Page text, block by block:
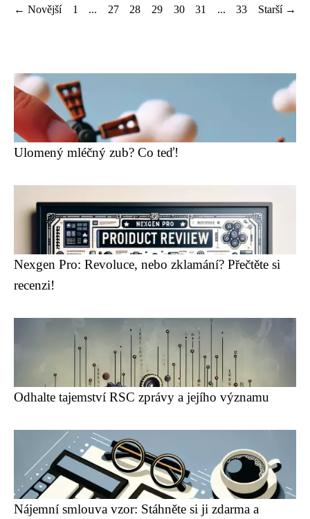
← Novější 1 ... 27 28 29 30 31 ... 33 Starší →
Ulomený mléčný zub? Co teď!
Nexgen Pro: Revoluce, nebo zklamání? Přečtěte si
recenzi!
Odhalte tajemství RSC zprávy a jejího významu
Nájemní smlouva vzor: Stáhněte si ji zdarma a